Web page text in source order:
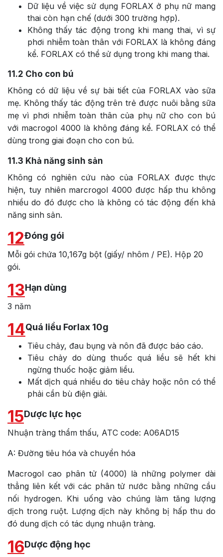
Dữ liệu về việc sử dụng FORLAX ở phụ nữ mang
thai còn hạn chế (dưới 300 trường hợp).
Không thấy tác động trong khi mang thai, vì sự
phơi nhiễm toàn thân với FORLAX là không đáng
kể. FORLAX có thể sử dụng trong khi mang thai.
11.2 Cho con bú
Không có dữ liệu về sự bài tiết của FORLAX vào sữa
mẹ. Không thấy tác động trên trẻ được nuôi bằng sữa
mẹ vì phơi nhiễm toàn thân của phụ nữ cho con bú
với macrogol 4000 là không đáng kể. FORLAX có thể
dùng trong giai đoạn cho con bú.
11.3 Khả năng sinh sản
Không có nghiên cứu nào của FORLAX được thực
hiện, tuy nhiên marcrogol 4000 được hấp thu không
nhiều do đó được cho là không có tác động đến khả
năng sinh sản.
12Đóng gói
Mỗi gói chứa 10,167g bột (giấy/ nhôm / PE). Hộp 20
gói.
13Hạn dùng
3 năm
14Quá liều Forlax 10g
Tiêu chảy, đau bụng và nôn đã được báo cáo.
Tiêu chảy do dùng thuốc quá liều sẽ hết khi
ngừng thuốc hoặc giảm liều.
Mất dịch quá nhiều do tiêu chảy hoặc nôn có thể
phải cần bù điện giải.
15Dược lực học
Nhuận tràng thẩm thấu, ATC code: A06AD15
A: Đường tiêu hóa và chuyển hóa
Macrogol cao phân tử (4000) là những polymer dài
thẳng liên kết với các phân tử nước bằng những cầu
nối hydrogen. Khi uống vào chúng làm tăng lượng
dịch trong ruột. Lượng dịch này không bị hấp thu do
đó dung dịch có tác dụng nhuận tràng.
16Dược động học